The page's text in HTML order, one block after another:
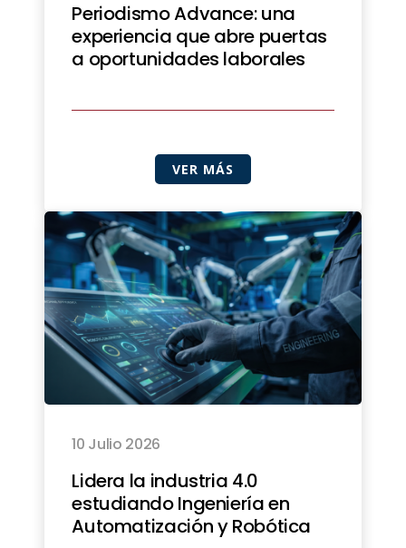
Periodismo Advance: una
experiencia que abre puertas
a oportunidades laborales
VER MÁS
10 Julio 2026
Lidera la industria 4.0
estudiando Ingeniería en
Automatización y Robótica